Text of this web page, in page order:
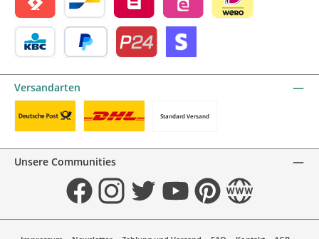
Satispay by mollieBancontact by mollie
Belfius by mollieeps by mollie
Versandarten
Standard Versand
Unsere Communities
FacebookInstagramTwitter YouTubePinterestWebsite